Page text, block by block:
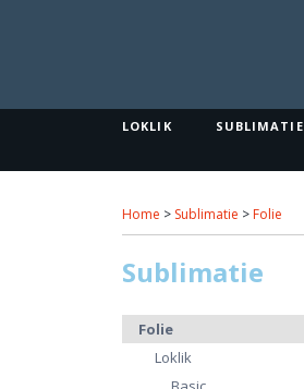
LOKLIK SUBLIMATIE
Home > Sublimatie > Folie
Sublimatie
Folie
Loklik